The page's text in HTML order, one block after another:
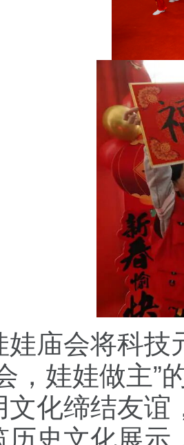
娃庙会将科技
，娃娃做主”
文化缔结友
历史文化展示